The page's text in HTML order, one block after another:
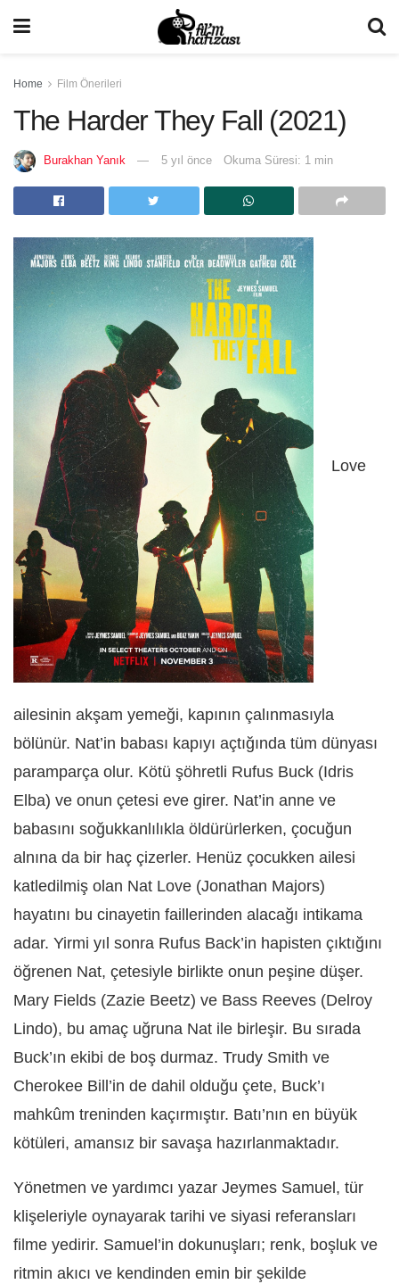
Home Film Önerileri
The Harder They Fall (2021)
Burakhan Yanık 5 yıl önce Okuma Süresi: 1 min
Love
ailesinin akşam yemeği, kapının çalınmasıyla
bölünür. Nat’in babası kapıyı açtığında tüm dünyası
paramparça olur. Kötü şöhretli Rufus Buck (Idris
Elba) ve onun çetesi eve girer. Nat’in anne ve
babasını soğukkanlılıkla öldürürlerken, çocuğun
alnına da bir haç çizerler. Henüz çocukken ailesi
katledilmiş olan Nat Love (Jonathan Majors)
hayatını bu cinayetin faillerinden alacağı intikama
adar. Yirmi yıl sonra Rufus Back’in hapisten çıktığını
öğrenen Nat, çetesiyle birlikte onun peşine düşer.
Mary Fields (Zazie Beetz) ve Bass Reeves (Delroy
Lindo), bu amaç uğruna Nat ile birleşir. Bu sırada
Buck’ın ekibi de boş durmaz. Trudy Smith ve
Cherokee Bill’in de dahil olduğu çete, Buck’ı
mahkûm treninden kaçırmıştır. Batı’nın en büyük
kötüleri, amansız bir savaşa hazırlanmaktadır.
Yönetmen ve yardımcı yazar Jeymes Samuel, tür
klişeleriyle oynayarak tarihi ve siyasi referansları
filme yedirir. Samuel’in dokunuşları; renk, boşluk ve
ritmin akıcı ve kendinden emin bir şekilde